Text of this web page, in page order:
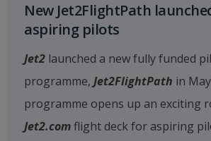
New Jet2FlightPath
aspiring pilots
Jet2 launched a new fully funded
programme, Jet2FlightPath in
programme opens up an exciting
Jet2.comflight deck for aspiring